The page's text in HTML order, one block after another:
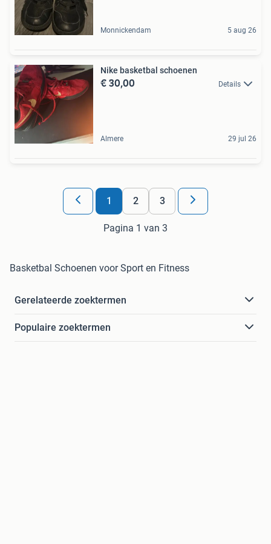
Monnickendam 5 aug 26
Nike basketbal schoenen
€ 30,00 Details
Almere 29 jul 26
1 2 3
Pagina 1 van 3
Basketbal Schoenen voor Sport en Fitness
Gerelateerde zoektermen
Populaire zoektermen